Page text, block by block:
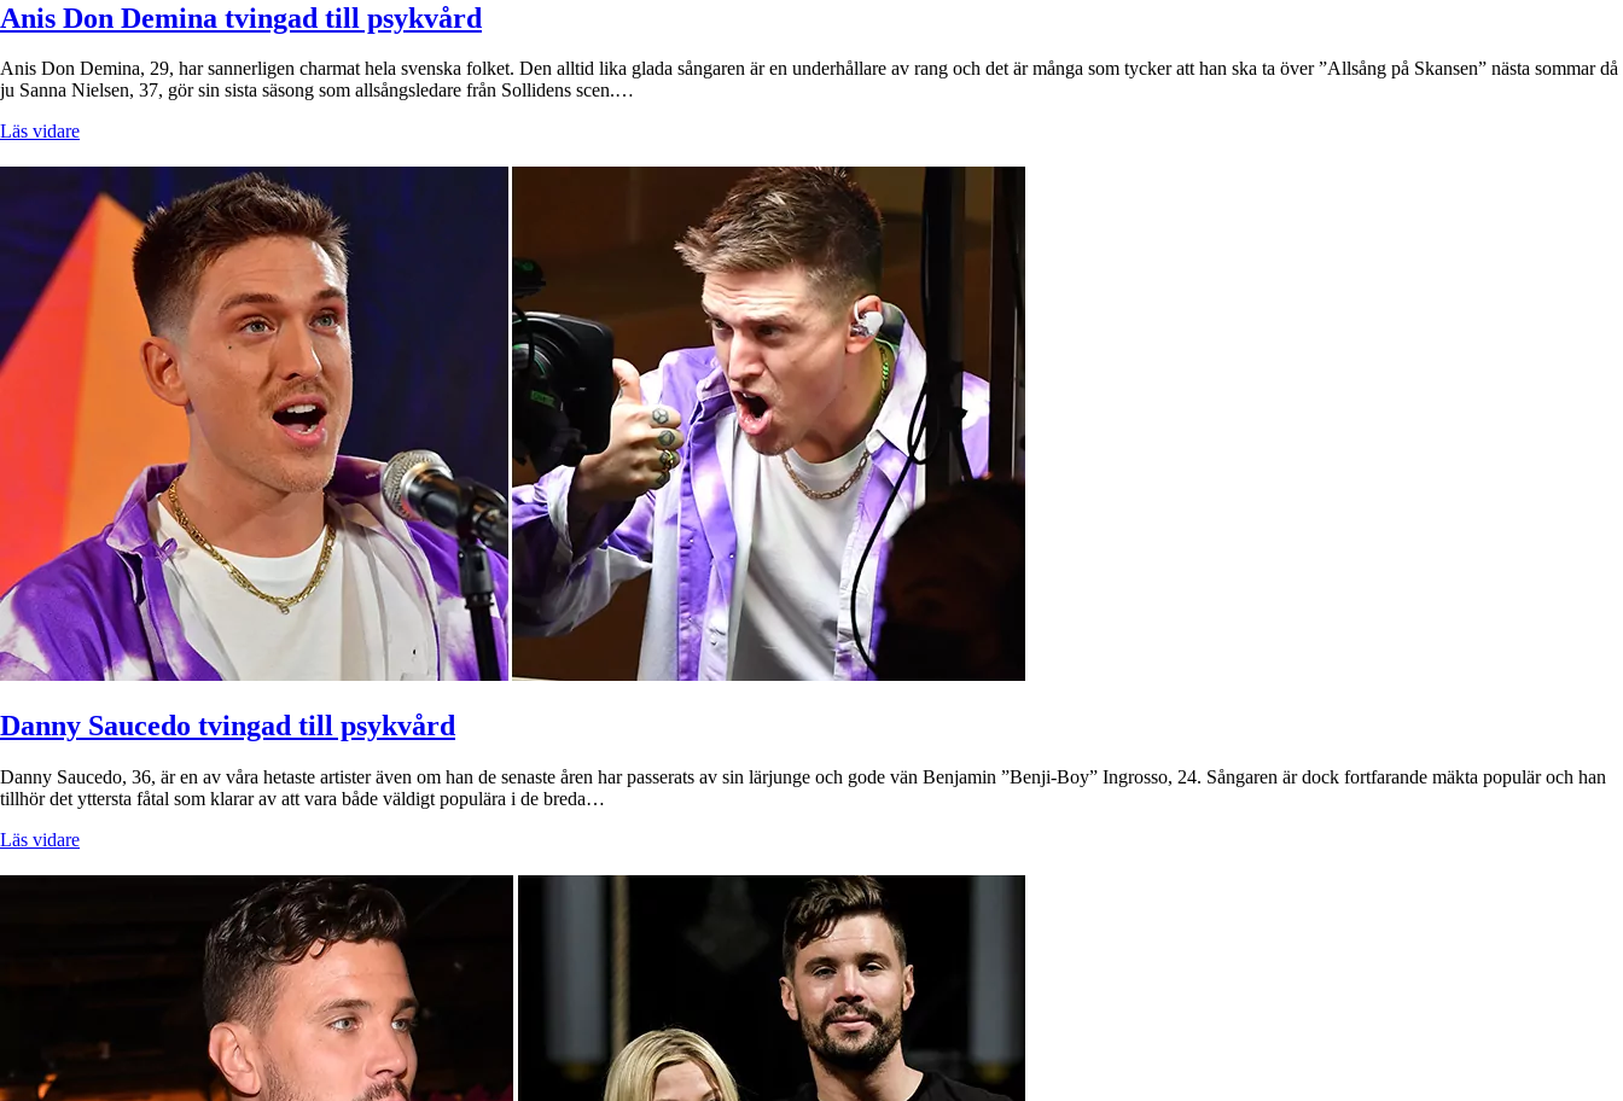
Anis Don Demina tvingad till psykvård
Anis Don Demina, 29, har sannerligen charmat hela svenska folket. Den alltid lika glada sångaren är en underhållare av rang och det är många som tycker att han ska ta över ”Allsång på Skansen” nästa sommar då
ju Sanna Nielsen, 37, gör sin sista säsong som allsångsledare från Sollidens scen.…
Läs vidare
Danny Saucedo tvingad till psykvård
Danny Saucedo, 36, är en av våra hetaste artister även om han de senaste åren har passerats av sin lärjunge och gode vän Benjamin ”Benji-Boy” Ingrosso, 24. Sångaren är dock fortfarande mäkta populär och han
tillhör det yttersta fåtal som klarar av att vara både väldigt populära i de breda…
Läs vidare